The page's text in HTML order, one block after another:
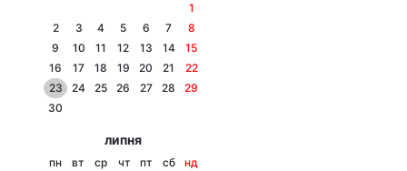
Цікавинки
Екологія
Лонгріди
1
2
3 4 5 6 7
8
9
10 11 12 13 14
15
16
17 18 19 20 21
22
23
24 25 26 27 28
29
30
липня
пн вт ср чт пт сб
нд